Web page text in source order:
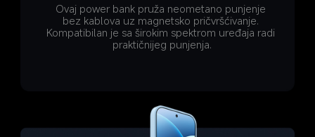
Ovaj power bank pruža neometano punjenje
bez kablova uz magnetsko pričvršćivanje.
Kompatibilan je sa širokim spektrom uređaja radi
praktičnijeg punjenja.